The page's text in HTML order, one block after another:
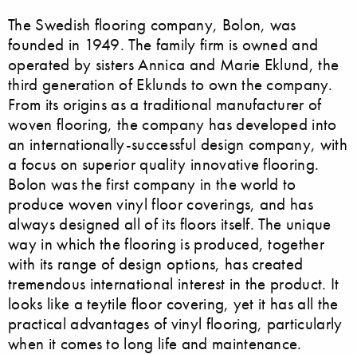
The Swedish flooring company, Bolon, was
founded in 1949. The family firm is owned and
operated by sisters Annica and Marie Eklund, the
third generation of Eklunds to own the company.
From its origins as a traditional manufacturer of
woven flooring, the company has developed into
an internationally-successful design company, with
a focus on superior quality innovative flooring.
Bolon was the first company in the world to
produce woven vinyl floor coverings, and has
always designed all of its floors itself. The unique
way in which the flooring is produced, together
with its range of design options, has created
tremendous international interest in the product. It
looks like a teytile floor covering, yet it has all the
practical advantages of vinyl flooring, particularly
when it comes to long life and maintenance.